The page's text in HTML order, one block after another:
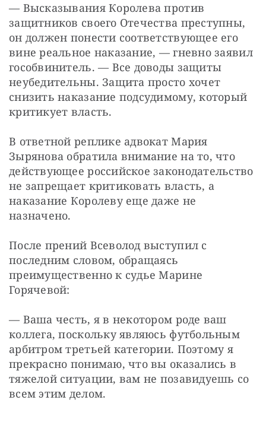
— Высказывания Королева против
защитников своего Отечества преступны,
он должен понести соответствующее его
вине реальное наказание, — гневно заявил
гособвинитель. — Все доводы защиты
неубедительны. Защита просто хочет
снизить наказание подсудимому, который
критикует власть.
В ответной реплике адвокат Мария
Зырянова обратила внимание на то, что
действующее российское законодательство
не запрещает критиковать власть, а
наказание Королеву еще даже не
назначено.
После прений Всеволод выступил с
последним словом, обращаясь
преимущественно к судье Марине
Горячевой:
— Ваша честь, я в некотором роде ваш
коллега, поскольку являюсь футбольным
арбитром третьей категории. Поэтому я
прекрасно понимаю, что вы оказались в
тяжелой ситуации, вам не позавидуешь со
всем этим делом.